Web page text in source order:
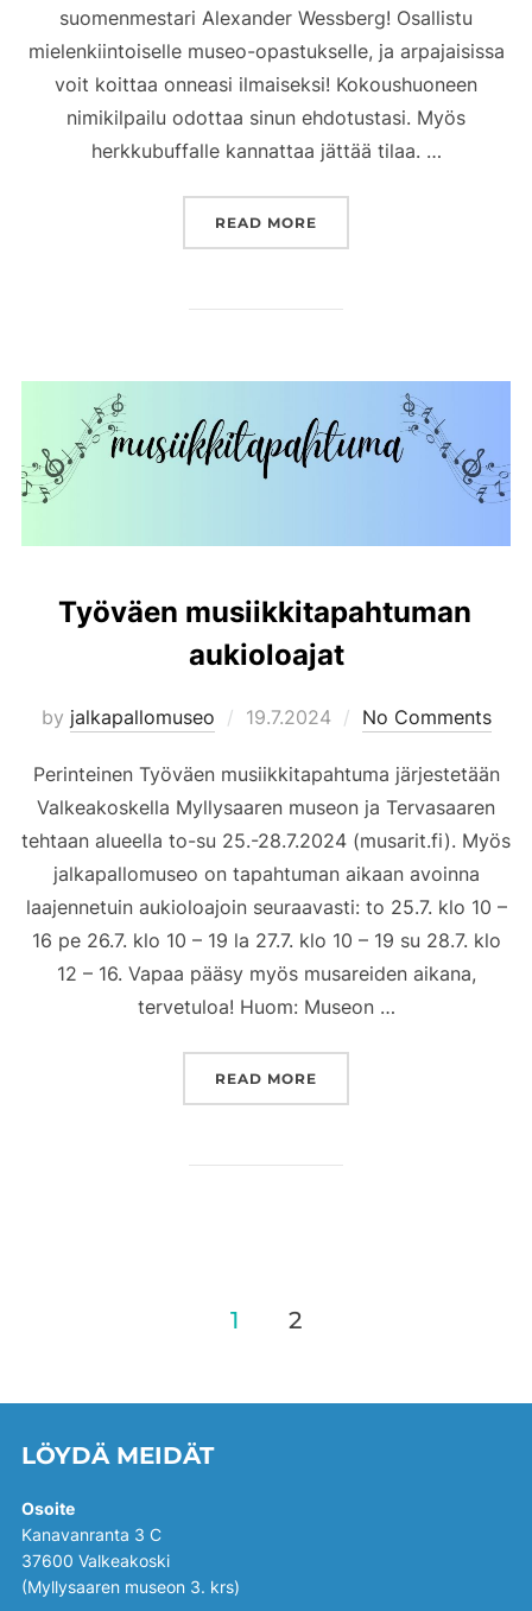
suomenmestari Alexander Wessberg! Osallistu
mielenkiintoiselle museo-opastukselle, ja arpajaisissa
voit koittaa onneasi ilmaiseksi! Kokoushuoneen
nimikilpailu odottaa sinun ehdotustasi. Myös
herkkubuffalle kannattaa jättää tilaa. …
READ MORE
Työväen musiikkitapahtuman
aukioloajat
by jalkapallomuseo
Posted
19.7.2024 No Comments
Perinteinen Työväen musiikkitapahtuma järjestetään
Valkeakoskella Myllysaaren museon ja Tervasaaren
tehtaan alueella to-su 25.-28.7.2024 (musarit.fi). Myös
jalkapallomuseo on tapahtuman aikaan avoinna
laajennetuin aukioloajoin seuraavasti: to 25.7. klo 10 –
16 pe 26.7. klo 10 – 19 la 27.7. klo 10 – 19 su 28.7. klo
12 – 16. Vapaa pääsy myös musareiden aikana,
tervetuloa! Huom: Museon …
READ MORE
1 2
LÖYDÄ MEIDÄT
Osoite
Kanavanranta 3 C
37600 Valkeakoski
(Myllysaaren museon 3. krs)